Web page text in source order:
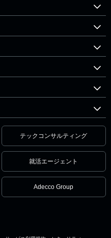
テックコンサルティング
就活エージェント
Adecco Group